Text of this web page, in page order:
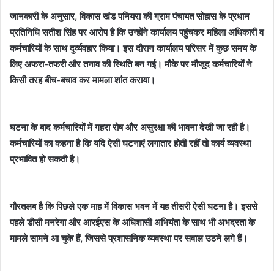
जानकारी के अनुसार, विकास खंड पनियरा की ग्राम पंचायत सोहास के प्रधान
प्रतिनिधि सतीश सिंह पर आरोप है कि उन्होंने कार्यालय पहुंचकर महिला अधिकारी व
कर्मचारियों के साथ दुर्व्यवहार किया। इस दौरान कार्यालय परिसर में कुछ समय के
लिए अफरा-तफरी और तनाव की स्थिति बन गई। मौके पर मौजूद कर्मचारियों ने
किसी तरह बीच-बचाव कर मामला शांत कराया।
घटना के बाद कर्मचारियों में गहरा रोष और असुरक्षा की भावना देखी जा रही है।
कर्मचारियों का कहना है कि यदि ऐसी घटनाएं लगातार होती रहीं तो कार्य व्यवस्था
प्रभावित हो सकती है।
गौरतलब है कि पिछले एक माह में विकास भवन में यह तीसरी ऐसी घटना है। इससे
पहले डीसी मनरेगा और आरईएस के अधिशासी अभियंता के साथ भी अभद्रता के
मामले सामने आ चुके हैं, जिससे प्रशासनिक व्यवस्था पर सवाल उठने लगे हैं।